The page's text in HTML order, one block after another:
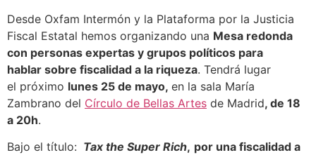
Desde Oxfam Intermón y la Plataforma por la Justicia
Fiscal Estatal hemos organizando una Mesa redonda
con personas expertas y grupos políticos para
hablar sobre fiscalidad a la riqueza. Tendrá lugar
el próximo lunes 25 de mayo, en la sala María
Zambrano del Círculo de Bellas Artes de Madrid, de 18
a 20h.
Bajo el título: Tax the Super Rich, por una fiscalidad a